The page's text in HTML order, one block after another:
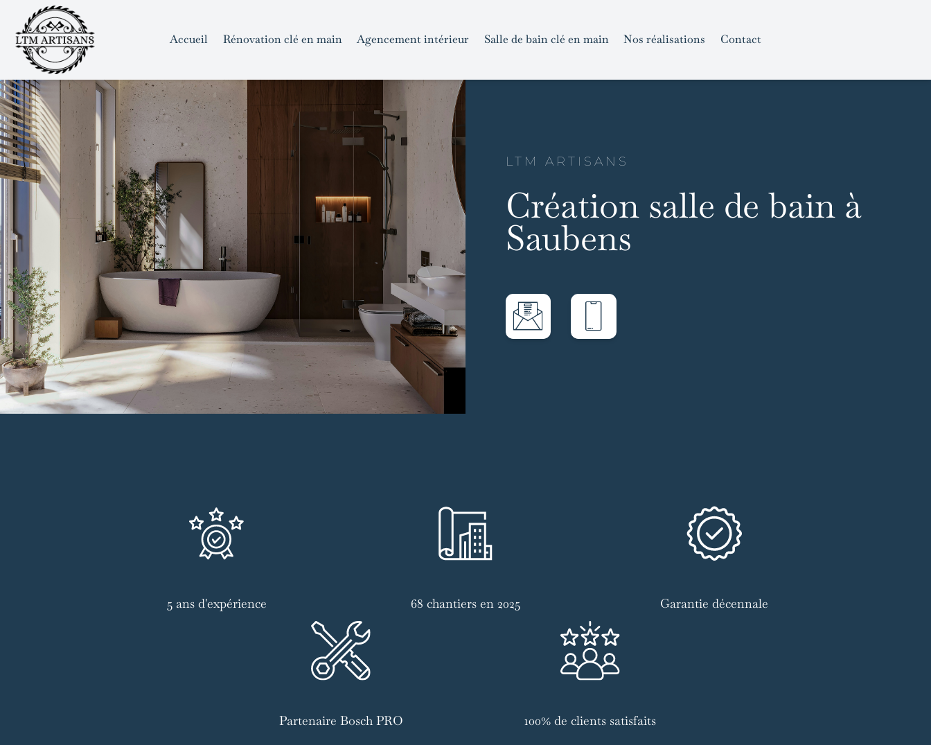
```html```
content
Accueil Rénovation clé en main Agencement intérieur Salle de bain clé en main Nos réalisations Contact
LTM ARTISANS
Création salle de bain à
Saubens
5 ans d'expérience 68 chantiers en 2025 Garantie décennale
Partenaire Bosch PRO 100% de clients satisfaits